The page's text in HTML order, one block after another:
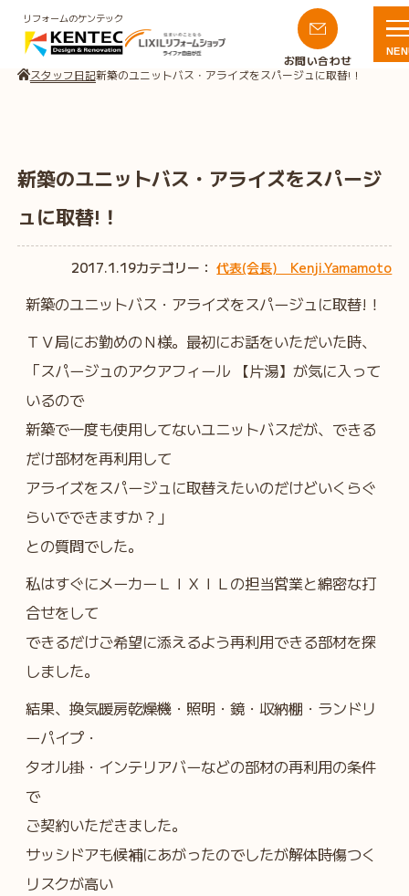
リフォームのケンテック
お問い合わせ
スタッフ日記新築のユニットバス・アライズをスパージュに取替!！
新築のユニットバス・アライズをスパージ
ュに取替!！
2017.1.19カテゴリー： 代表(会長) Kenji.Yamamoto
新築のユニットバス・アライズをスパージュに取替!！
ＴＶ局にお勤めのＮ様。最初にお話をいただいた時、
「スパージュのアクアフィール 【片湯】が気に入って
いるので
新築で一度も使用してないユニットバスだが、できる
だけ部材を再利用して
アライズをスパージュに取替えたいのだけどいくらぐ
らいでできますか？」
との質問でした。
私はすぐにメーカーＬＩＸＩＬの担当営業と綿密な打
合せをして
できるだけご希望に添えるよう再利用できる部材を探
しました。
結果、換気暖房乾燥機・照明・鏡・収納棚・ランドリ
ーパイプ・
タオル掛・インテリアバーなどの部材の再利用の条件
で
ご契約いただきました。
サッシドアも候補にあがったのでしたが解体時傷つく
リスクが高い